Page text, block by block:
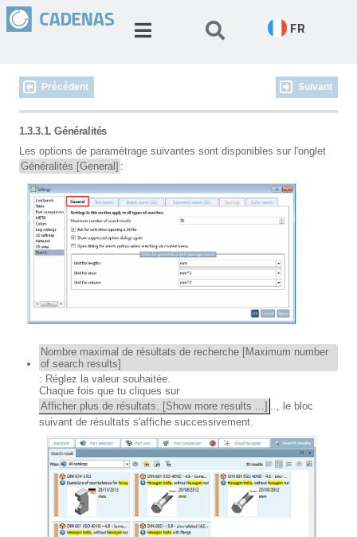
FR
Précédent Suivant
1.3.3.1. Généralités
Les options de paramétrage suivantes sont disponibles sur l'onglet
Généralités [General] :
Nombre maximal de résultats de recherche [Maximum number
of search results]
: Réglez la valeur souhaitée.
Chaque fois que tu cliques sur
Afficher plus de résultats. [Show more results ...] .., le bloc
suivant de résultats s'affiche successivement.